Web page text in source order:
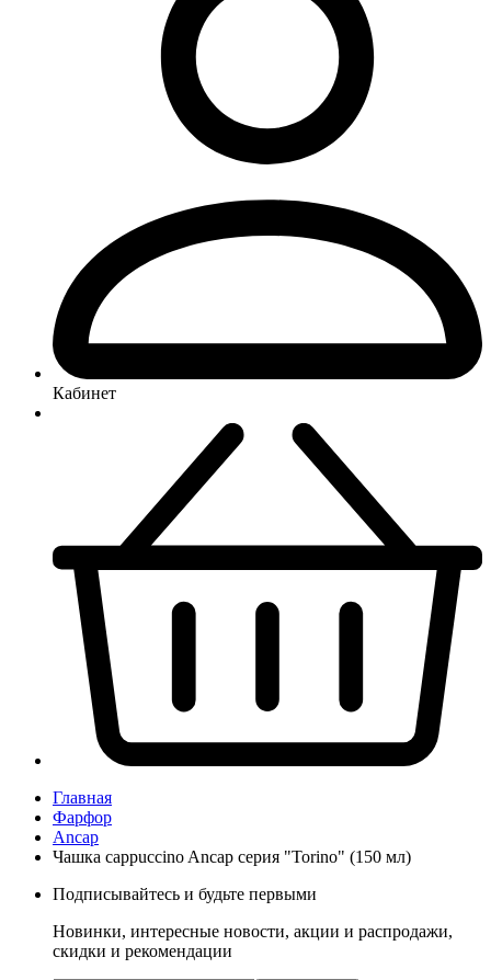
Кабинет
Главная
Фарфор
Ancap
Чашка cappuccino Ancap серия "Torino" (150 мл)
Подписывайтесь и будьте первыми
Новинки, интересные новости, акции и распродажи,
скидки и рекомендации